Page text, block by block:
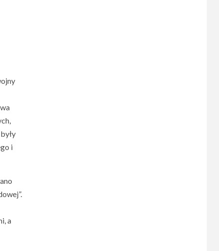
i
a